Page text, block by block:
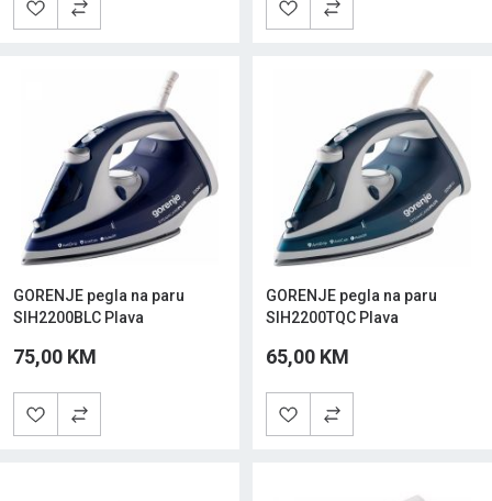
GORENJE pegla na paru
SIH2200BLC Plava
75,00 KM
GORENJE pegla na paru
SIH2200TQC Plava
65,00 KM